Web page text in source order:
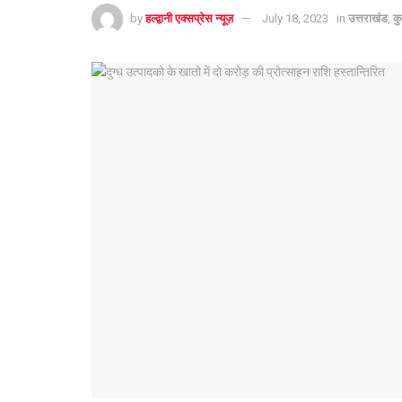
by हल्द्वानी एक्सप्रेस न्यूज़ July 18, 2023 in उत्तराखंड,